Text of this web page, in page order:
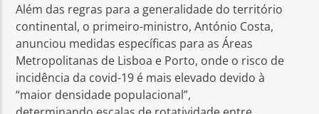
Além das regras para a generalidade do território
continental, o primeiro-ministro, António Costa,
anunciou medidas específicas para as Áreas
Metropolitanas de Lisboa e Porto, onde o risco de
incidência da covid-19 é mais elevado devido à
“maior densidade populacional”,